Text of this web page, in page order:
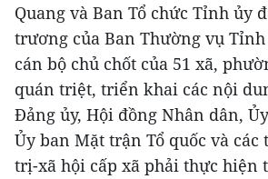
Quang và Ban Tổ chức Tỉnh ủy
trương của Ban Thường vụ Tỉnh
cán bộ chủ chốt của 51 xã,
quán triệt, triển khai các nội
Đảng ủy, Hội đồng Nhân dân,
Ủy ban Mặt trận Tổ quốc và các
trị-xã hội cấp xã phải thực hiện